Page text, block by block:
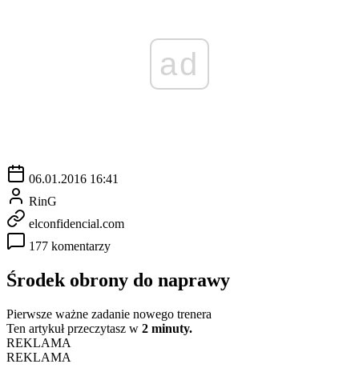
ad
06.01.2016 16:41
RinG
elconfidencial.com
177 komentarzy
Środek obrony do naprawy
Pierwsze ważne zadanie nowego trenera
Ten artykuł przeczytasz w 2 minuty.
REKLAMA
REKLAMA